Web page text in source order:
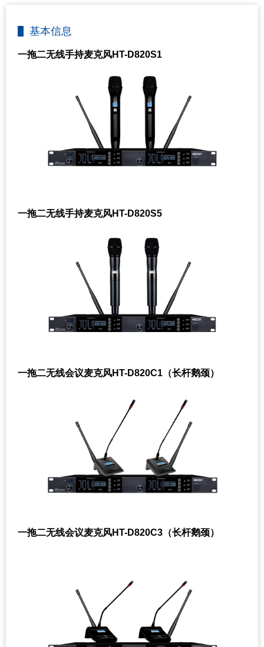
基本信息
一拖二无线手持麦克风HT-D820S1
一拖二无线手持麦克风HT-D820S5
一拖二无线会议麦克风HT-D820C1（长杆鹅颈）
一拖二无线会议麦克风HT-D820C3（长杆鹅颈）